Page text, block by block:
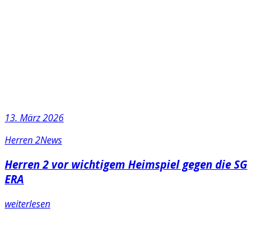
13. März 2026
Herren 2News
Herren 2 vor wichtigem Heimspiel gegen die SG
ERA
weiterlesen